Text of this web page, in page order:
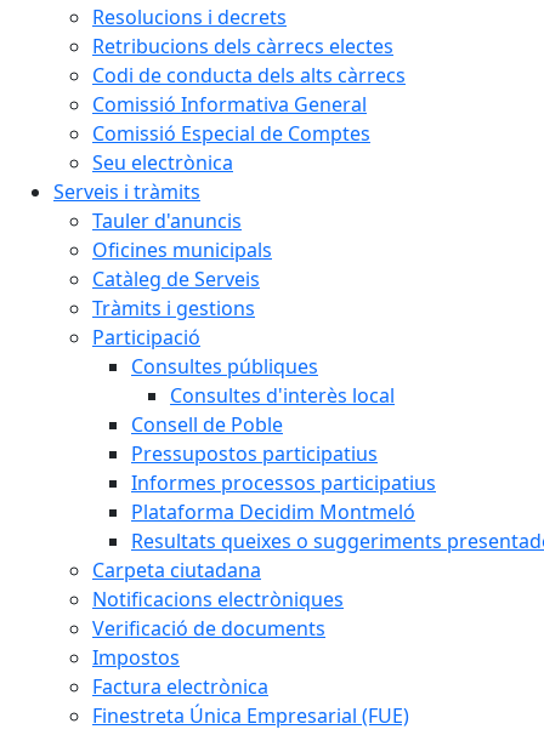
Resolucions i decrets
Retribucions dels càrrecs electes
Codi de conducta dels alts càrrecs
Comissió Informativa General
Comissió Especial de Comptes
Seu electrònica
Serveis i tràmits
Tauler d'anuncis
Oficines municipals
Catàleg de Serveis
Tràmits i gestions
Participació
Consultes públiques
Consultes d'interès local
Consell de Poble
Pressupostos participatius
Informes processos participatius
Plataforma Decidim Montmeló
Resultats queixes o suggeriments
Carpeta ciutadana
Notificacions electròniques
Verificació de documents
Impostos
Factura electrònica
Finestreta Única Empresarial (FUE)